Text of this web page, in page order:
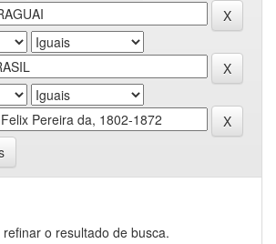
o resultado de busca.